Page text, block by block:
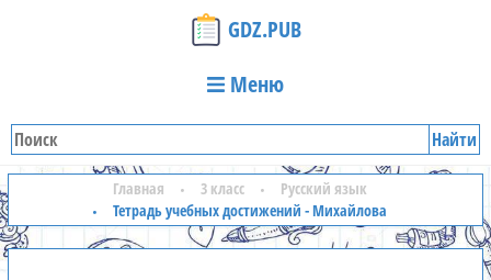
GDZ.PUB
Меню
Найти
Главная 3 класс
Русский язык
Тетрадь учебных достижений - Михайлова